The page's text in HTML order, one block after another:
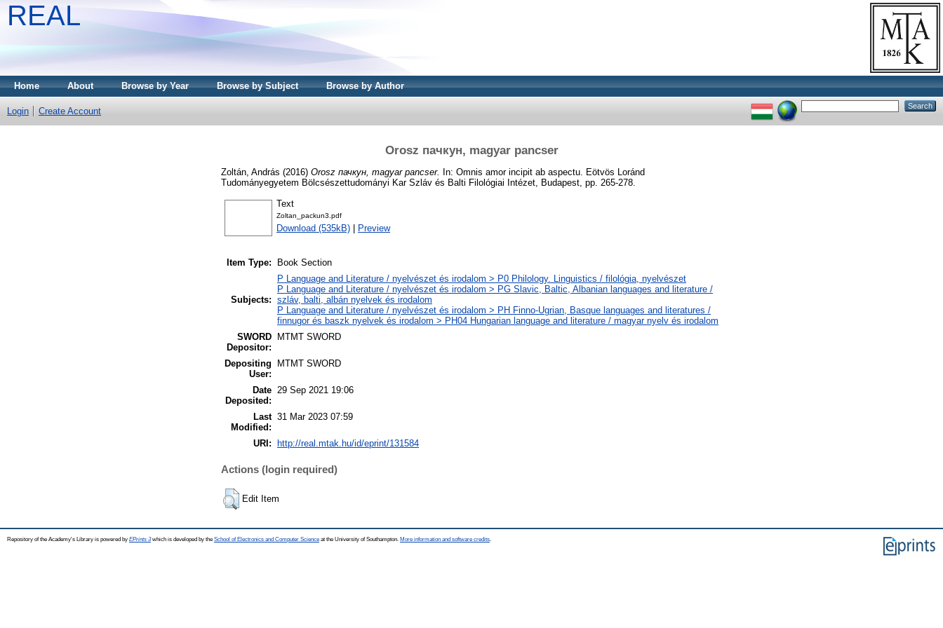
REAL
Home About Browse by Year Browse by Subject Browse by Author
Login Create Account
Orosz пачкун, magyar pancser
Zoltán, András (2016) Orosz пачкун, magyar pancser. In: Omnis amor incipit ab aspectu. Eötvös Loránd
Tudományegyetem Bölcsészettudományi Kar Szláv és Balti Filológiai Intézet, Budapest, pp. 265-278.
Text
Zoltan_packun3.pdf
Download (535kB) Preview
Item Type: Book Section
Subjects:
P Language and Literature / nyelvészet és irodalom > P0 Philology. Linguistics / filológia, nyelvészet
P Language and Literature / nyelvészet és irodalom > PG Slavic, Baltic, Albanian languages and literature /
szláv, balti, albán nyelvek és irodalom
P Language and Literature / nyelvészet és irodalom > PH Finno-Ugrian, Basque languages and literatures /
finnugor és baszk nyelvek és irodalom > PH04 Hungarian language and literature / magyar nyelv és irodalom
SWORD
Depositor:
MTMT SWORD
Depositing
User:
MTMT SWORD
Date
Deposited:
29 Sep 2021 19:06
Last
Modified:
31 Mar 2023 07:59
URI: http://real.mtak.hu/id/eprint/131584
Actions (login required)
Edit Item
Repository of the Academy's Library is powered by EPrints 3which is developed by the School of Electronics and Computer Science at the University of Southampton. More information and software credits